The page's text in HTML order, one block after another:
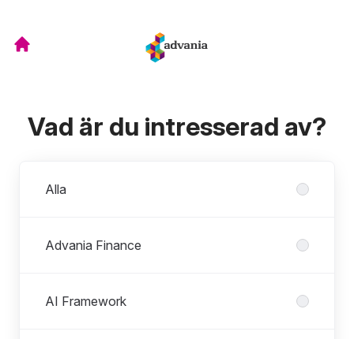
Vad är du intresserad av?
Alla
Advania Finance
AI Framework